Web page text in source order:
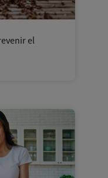
el